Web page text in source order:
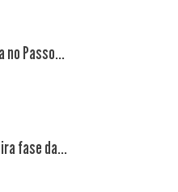
no Passo...
fase da...